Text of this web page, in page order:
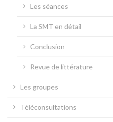
Les séances
La SMT en détail
Conclusion
Revue de littérature
Les groupes
Téléconsultations